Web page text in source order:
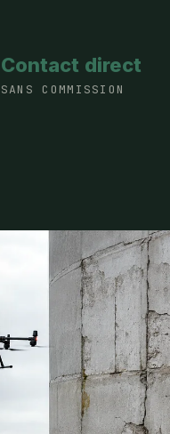
Contact direct
SANS COMMISSION